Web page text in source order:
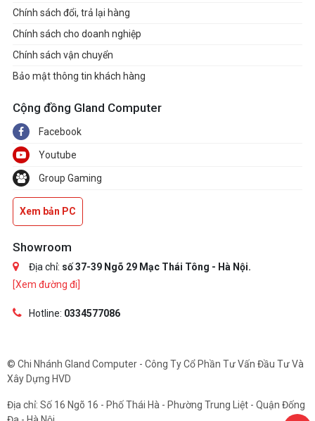
Chính sách đổi, trả lại hàng
Chính sách cho doanh nghiệp
Chính sách vận chuyển
Bảo mật thông tin khách hàng
Cộng đồng Gland Computer
Facebook
Youtube
Group Gaming
Xem bản PC
Showroom
Địa chỉ: số 37-39 Ngõ 29 Mạc Thái Tông - Hà Nội.
[Xem đường đi]
Hotline: 0334577086
© Chi Nhánh Gland Computer - Công Ty Cổ Phần Tư Vấn Đầu Tư Và
Xây Dựng HVD
Địa chỉ: Số 16 Ngõ 16 - Phố Thái Hà - Phường Trung Liệt - Quận Đống